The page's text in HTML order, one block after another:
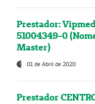
Prestador:
51004349-0
Master)
01 de Abril de 2020
Prestador